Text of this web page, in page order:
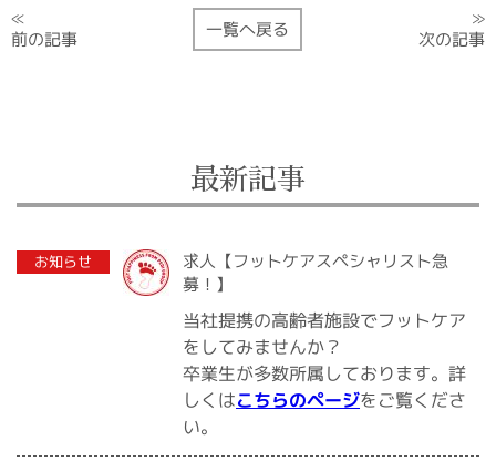
≪
前の記事 一覧へ戻る
≫
次の記事
最新記事
2020.07.10
お知らせ 求人【フットケアスペシャリスト急
募！】
当社提携の高齢者施設でフットケア
をしてみませんか？
卒業生が多数所属しております。詳
しくはこちらのページをご覧くださ
い。